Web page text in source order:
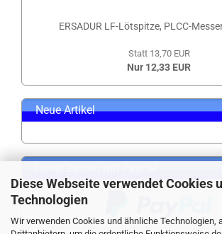
Diese Webseite verwendet Cookies
Technologien
Wir verwenden Cookies und ähnliche Technologien,
ERSADUR LF-Lötspitze, PLCC-
Statt 13,70 EUR
Nur 12,33 EUR
Neue Artikel